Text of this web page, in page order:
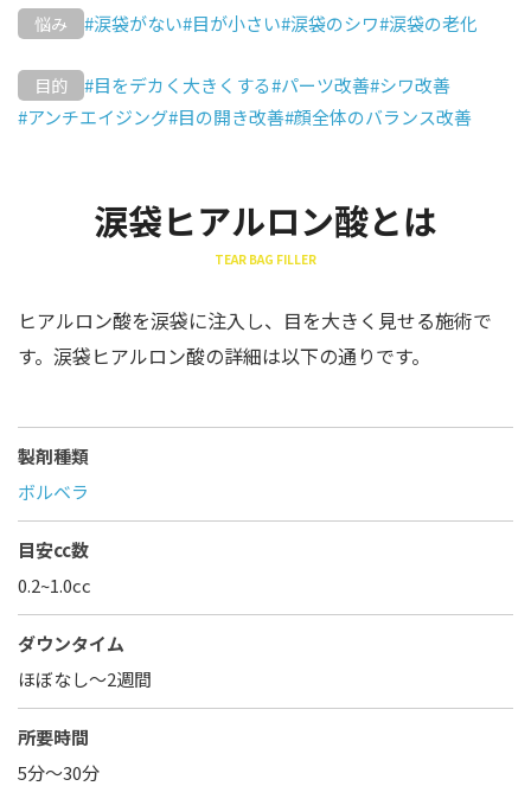
悩み #涙袋がない#目が小さい#涙袋のシワ#涙袋の老化
目的 #目をデカく大きくする#パーツ改善#シワ改善
#アンチエイジング#目の開き改善#顔全体のバランス改善
涙袋ヒアルロン酸とは
TEAR BAG FILLER
ヒアルロン酸を涙袋に注入し、目を大きく見せる施術で
す。涙袋ヒアルロン酸の詳細は以下の通りです。
製剤種類
ボルベラ
目安cc数
0.2~1.0cc
ダウンタイム
ほぼなし〜2週間
所要時間
5分～30分